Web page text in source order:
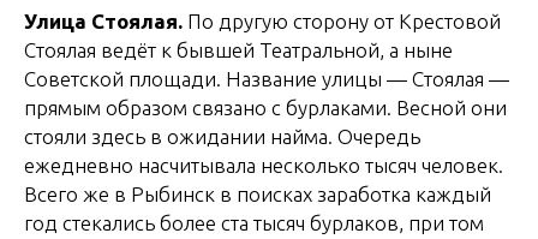
Улица Стоялая. По другую сторону от Крестовой
Стоялая ведёт к бывшей Театральной, а ныне
Советской площади. Название улицы — Стоялая —
прямым образом связано с бурлаками. Весной они
стояли здесь в ожидании найма. Очередь
ежедневно насчитывала несколько тысяч человек.
Всего же в Рыбинск в поисках заработка каждый
год стекались более ста тысяч бурлаков, при том